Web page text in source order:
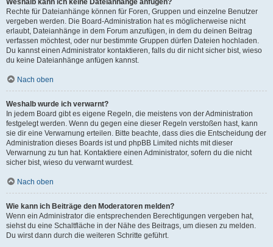
Weshalb kann ich keine Dateianhänge anfügen?
Rechte für Dateianhänge können für Foren, Gruppen und einzelne Benutzer
vergeben werden. Die Board-Administration hat es möglicherweise nicht
erlaubt, Dateianhänge in dem Forum anzufügen, in dem du deinen Beitrag
verfassen möchtest, oder nur bestimmte Gruppen dürfen Dateien hochladen.
Du kannst einen Administrator kontaktieren, falls du dir nicht sicher bist, wieso
du keine Dateianhänge anfügen kannst.
Nach oben
Weshalb wurde ich verwarnt?
In jedem Board gibt es eigene Regeln, die meistens von der Administration
festgelegt werden. Wenn du gegen eine dieser Regeln verstoßen hast, kann
sie dir eine Verwarnung erteilen. Bitte beachte, dass dies die Entscheidung der
Administration dieses Boards ist und phpBB Limited nichts mit dieser
Verwarnung zu tun hat. Kontaktiere einen Administrator, sofern du die nicht
sicher bist, wieso du verwarnt wurdest.
Nach oben
Wie kann ich Beiträge den Moderatoren melden?
Wenn ein Administrator die entsprechenden Berechtigungen vergeben hat,
siehst du eine Schaltfläche in der Nähe des Beitrags, um diesen zu melden.
Du wirst dann durch die weiteren Schritte geführt.